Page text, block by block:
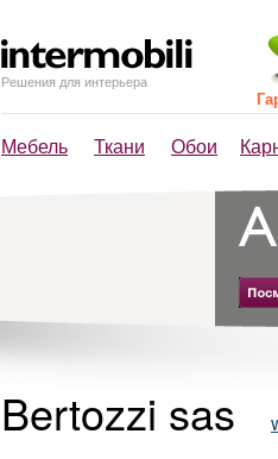
Решения для интерьера
Мебель Ткани Обои
Bertozzi sas